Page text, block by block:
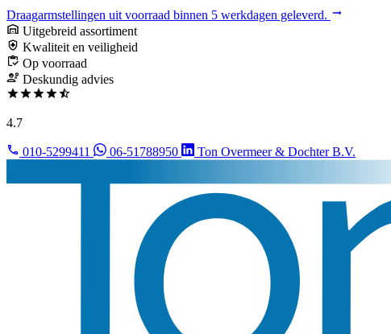
Draagarmstellingen uit voorraad binnen 5 werkdagen geleverd.
Uitgebreid assortiment
Kwaliteit en veiligheid
Op voorraad
Deskundig advies
4.7
010-5299411 06-51788950 Ton Overmeer & Dochter B.V.